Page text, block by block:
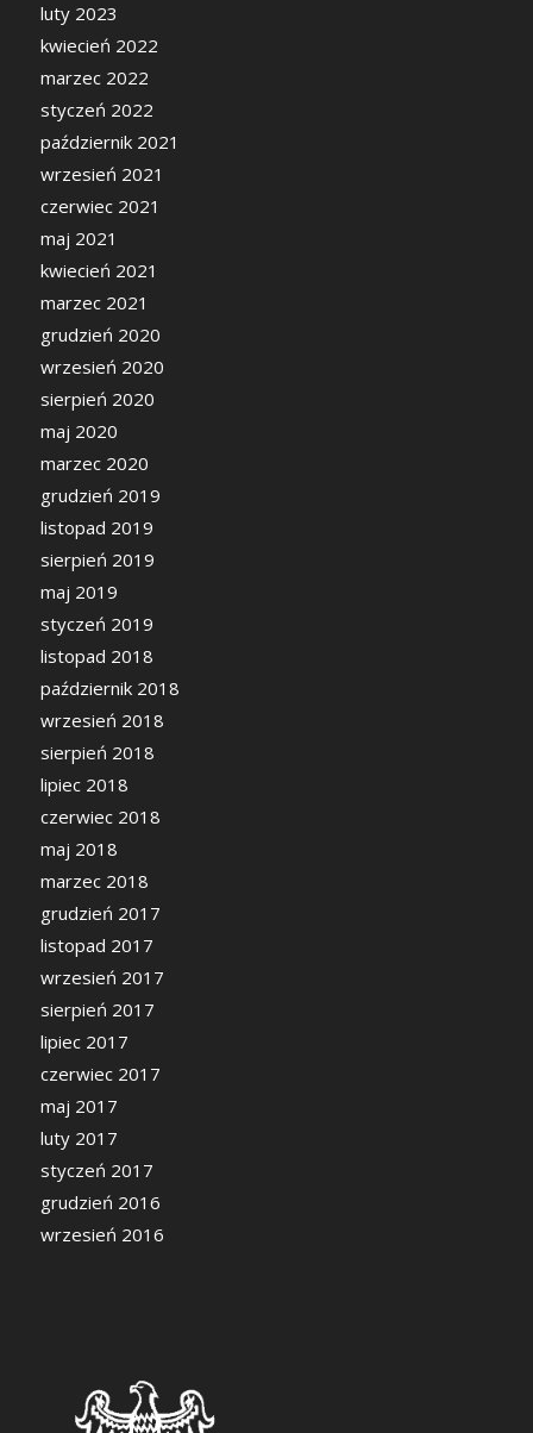
luty 2023
kwiecień 2022
marzec 2022
styczeń 2022
październik 2021
wrzesień 2021
czerwiec 2021
maj 2021
kwiecień 2021
marzec 2021
grudzień 2020
wrzesień 2020
sierpień 2020
maj 2020
marzec 2020
grudzień 2019
listopad 2019
sierpień 2019
maj 2019
styczeń 2019
listopad 2018
październik 2018
wrzesień 2018
sierpień 2018
lipiec 2018
czerwiec 2018
maj 2018
marzec 2018
grudzień 2017
listopad 2017
wrzesień 2017
sierpień 2017
lipiec 2017
czerwiec 2017
maj 2017
luty 2017
styczeń 2017
grudzień 2016
wrzesień 2016